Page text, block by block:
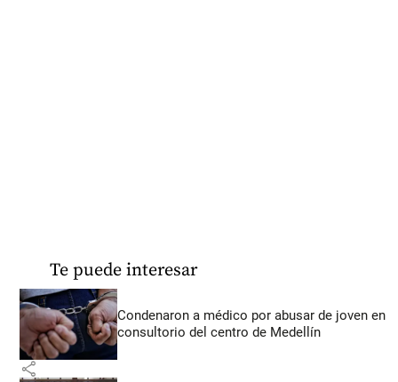
Te puede interesar
Condenaron a médico por abusar de joven en
consultorio del centro de Medellín
share